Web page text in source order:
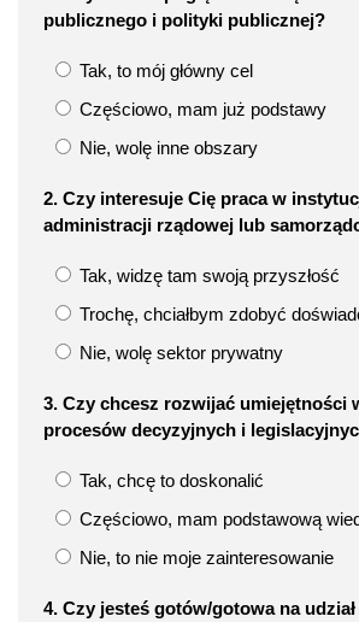
publicznego i polityki publicznej?
Tak, to mój główny cel
Częściowo, mam już podstawy
Nie, wolę inne obszary
2. Czy interesuje Cię praca w
administracji rządowej lub
Tak, widzę tam swoją przyszłość
Trochę, chciałbym zdobyć
Nie, wolę sektor prywatny
3. Czy chcesz rozwijać umiejętności
procesów decyzyjnych i
Tak, chcę to doskonalić
Częściowo, mam podstawową
Nie, to nie moje zainteresowanie
4. Czy jesteś gotów/gotowa na